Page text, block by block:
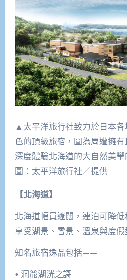
▲太平洋旅行社致力於日本
色的頂級旅宿，圖為周遭擁
深度體驗北海道的大自然美
圖：太平洋旅行社／提供
【北海道】
北海道幅員遼闊，連泊可降
享受湖景、雪景、溫泉與度假
知名旅宿逸品包括——
• 洞爺湖洸之謌